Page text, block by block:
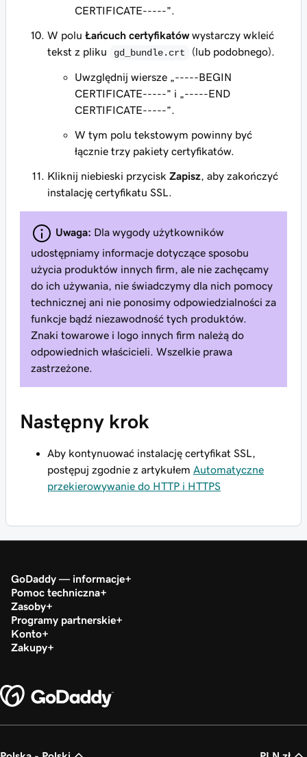
CERTIFICATE-----”
W polu Łańcuch certyfikatówwystarczy wkleić
tekst z pliku
gd_bundle.crt (lub podobnego)
Uwzględnij wiersze
„-----BEGIN
CERTIFICATE-----” i
„-----END
CERTIFICATE-----”
W tym polu tekstowym powinny być
łącznie trzy pakiety certyfikatów.
Kliknij niebieski przycisk Zapisz , aby zakończyć
instalację certyfikatu SSL.
Uwaga: Dla wygody użytkowników
udostępniamy informacje dotyczące sposobu
użycia produktów innych firm, ale nie zachęcamy
do ich używania, nie świadczymy dla nich pomocy
technicznej ani nie ponosimy odpowiedzialności za
funkcje bądź niezawodność tych produktów.
Znaki towarowe i logo innych firm należą do
odpowiednich właścicieli. Wszelkie prawa
zastrzeżone.
Następny krok
Aby kontynuować instalację certyfikat SSL,
postępuj zgodnie z artykułem Automatyczne
przekierowywanie do HTTP i HTTPS
GoDaddy — informacje
Pomoc techniczna
Zasoby
Programy partnerskie
Konto
Zakupy